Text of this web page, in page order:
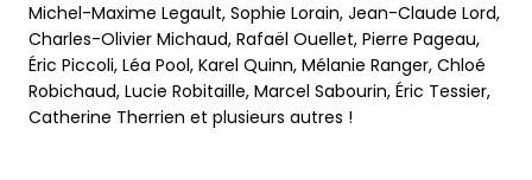
Michel-Maxime Legault, Sophie Lorain, Jean-Claude Lord,
Charles-Olivier Michaud, Rafaël Ouellet, Pierre Pageau,
Éric Piccoli, Léa Pool, Karel Quinn, Mélanie Ranger, Chloé
Robichaud, Lucie Robitaille, Marcel Sabourin, Éric Tessier,
Catherine Therrien et plusieurs autres !